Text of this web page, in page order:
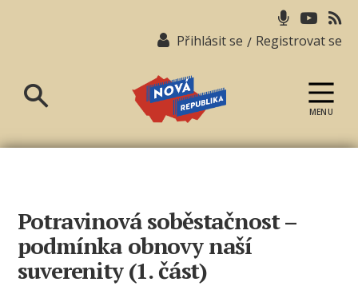
Přihlásit se / Registrovat se
republika
MENU
Potravinová soběstačnost –
podmínka obnovy naší
suverenity (1. část)